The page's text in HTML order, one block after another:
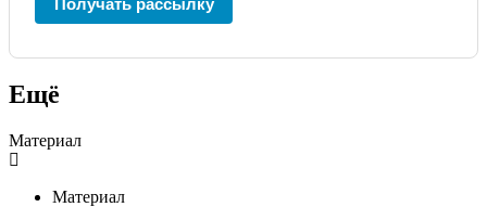
Получать рассылку
Ещё
Материал
Материал